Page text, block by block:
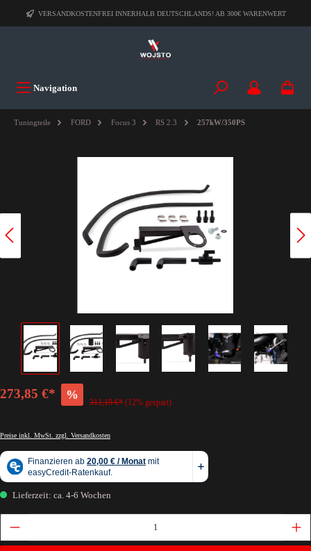
VERSANDKOSTENFREI INNERHALB DEUTSCHLANDS! AB 300€ WARENWERT
Navigation
Tuningteile FORD Focus 3 RS 2.3 257kW/350PS
273,85 €* %
311,19 €* (12% gespart)
Preise inkl. MwSt. zzgl. Versandkosten
Lieferzeit: ca. 4-6 Wochen